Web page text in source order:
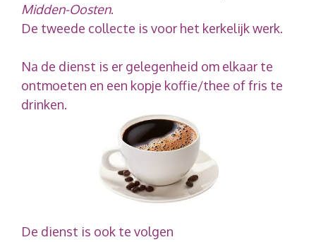
Midden-Oosten.
De tweede collecte is voor het kerkelijk werk.
Na de dienst is er gelegenheid om elkaar te
ontmoeten en een kopje koffie/thee of fris te
drinken.
De dienst is ook te volgen